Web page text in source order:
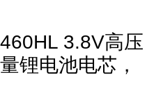
3.8V高压
锂电池电芯，